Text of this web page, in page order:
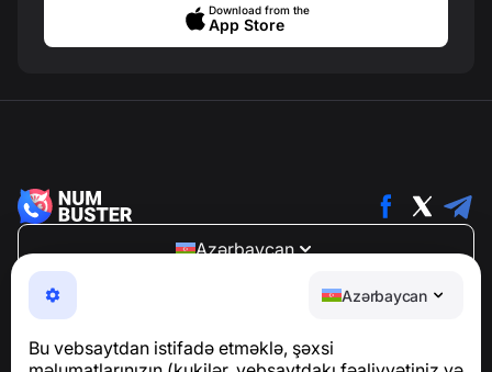
Azərbaycan
Bu vebsaytdan istifadə etməklə, şəxsi
Download from the
App Store
Azərbaycan
NumBuster © 2013—2026 ·
support@numbuster.com
Telefon fırıldaqlarından, spam və arzuolunmaz
GDPR uyğunluğu ilə bağlı suallar üçün: